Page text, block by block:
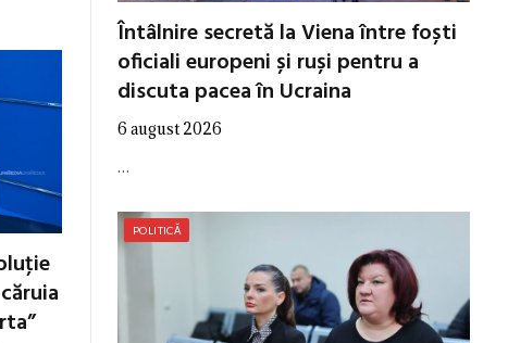
Întâlnire secretă la Viena între foști
oficiali europeni și ruși pentru a
discuta pacea în Ucraina
6 august 2026
…
POLITICĂ